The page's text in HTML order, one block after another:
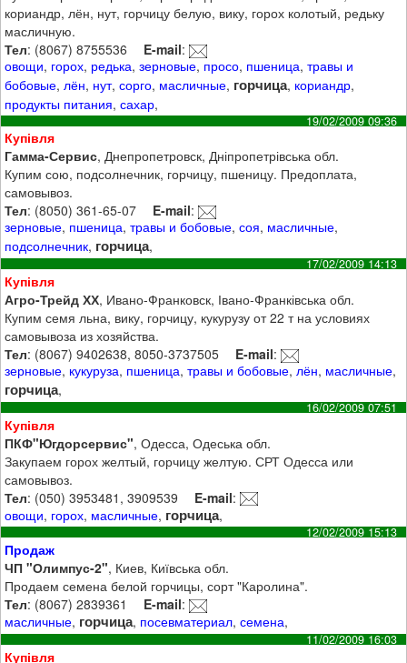
кориандр, лён, нут, горчицу белую, вику, горох колотый, редьку
масличную.
Тел: (8067) 8755536 E-mail:
овощи, горох, редька,зерновые, просо, пшеница,травы и
бобовые, лён, нут,сорго, масличные, горчица, кориандр,
продукты питания,сахар,
19/02/2009 09:36
Купівля
Гамма-Сервис, Днепропетровск, Дніпропетрівська обл.
Купим сою, подсолнечник, горчицу, пшеницу. Предоплата,
самовывоз.
Тел: (8050) 361-65-07 E-mail:
зерновые, пшеница,травы и бобовые,соя, масличные,
подсолнечник, горчица,
17/02/2009 14:13
Купівля
Агро-Трейд ХХ, Ивано-Франковск, Івано-Франківська обл.
Купим семя льна, вику, горчицу, кукурузу от 22 т на условиях
самовывоза из хозяйства.
Тел: (8067) 9402638, 8050-3737505 E-mail:
зерновые, кукуруза, пшеница,травы и бобовые, лён, масличные,
горчица,
16/02/2009 07:51
Купівля
ПКФ"Югдорсервис", Одесса, Одеська обл.
Закупаем горох желтый, горчицу желтую. СРТ Одесса или
самовывоз.
Тел: (050) 3953481, 3909539 E-mail:
овощи, горох, масличные, горчица,
12/02/2009 15:13
Продаж
ЧП "Олимпус-2", Киев, Київська обл.
Продаем семена белой горчицы, сорт "Каролина".
Тел: (8067) 2839361 E-mail:
масличные, горчица, посевматериал,семена,
11/02/2009 16:03
Купівля